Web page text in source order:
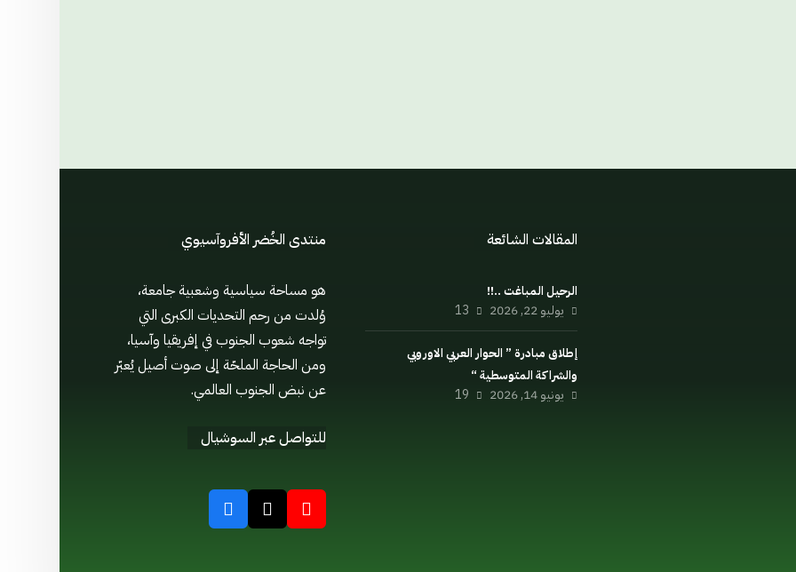
المقالات الشائعة
الرحيل المباغت ..!!
يوليو 22, 2026 13
إطلاق مبادرة ” الحوار العربي الاوروبي
والشراكة المتوسطية “
يونيو 14, 2026 19
منتدى الخُضر الأفروآسيوي
هو مساحة سياسية وشعبية جامعة،
وُلدت من رحم التحديات الكبرى التي
تواجه شعوب الجنوب في إفريقيا وآسيا،
ومن الحاجة الملحّة إلى صوت أصيل يُعبّر
عن نبض الجنوب العالمي.
للتواصل عبر السوشيال